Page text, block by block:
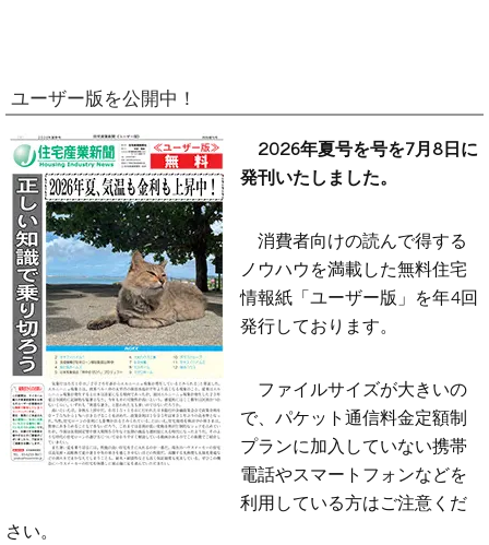
ユーザー版を公開中！
2026年夏号を号を7月8日に
発刊いたしました。
消費者向けの読んで得する
ノウハウを満載した無料住宅
情報紙「ユーザー版」を年4回
発行しております。
ファイルサイズが大きいの
で、パケット通信料金定額制
プランに加入していない携帯
電話やスマートフォンなどを
利用している方はご注意くだ
さい。